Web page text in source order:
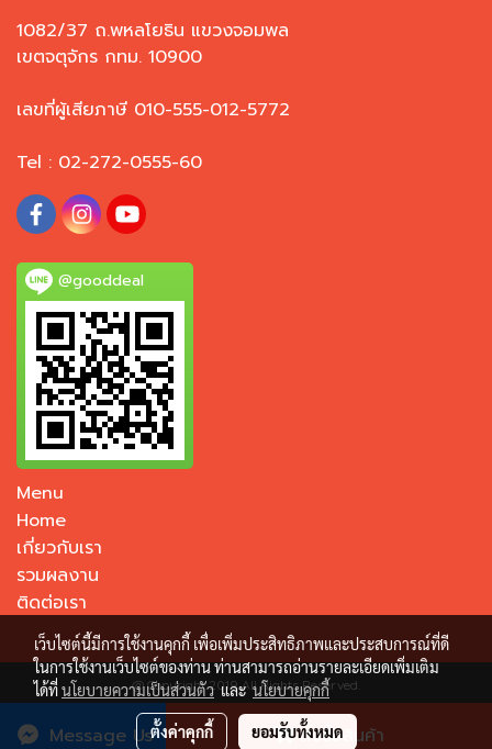
สั่งซื้อสินค้า
Message Us
1082/37 ถ.พหลโยธิน แขวงจอมพล
เขตจตุจักร กทม. 10900
เลขที่ผู้เสียภาษี 010-555-012-5772
Tel : 02-272-0555-60
@gooddeal
Menu
Home
เกี่ยวกับเรา
รวมผลงาน
ติดต่อเรา
@ Copyright 2019 All Rights Reserved.
ผู้เข้าชมวันนี้
เว็บไซต์นี้มีการใช้งานคุกกี้ เพื่อเพิ่มประสิทธิภาพและประสบการณ์ที่ดี
ในการใช้งานเว็บไซต์ของท่าน ท่านสามารถอ่านรายละเอียดเพิ่มเติม
ได้ที่นโยบายความเป็นส่วนตัวและนโยบายคุกกี้
ตั้งค่าคุกกี้ ยอมรับทั้งหมด